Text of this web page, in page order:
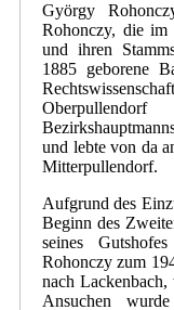
György
Rohonczy, die im
und ihren
1885 geborene
und lebte von da
Mitterpullendorf.
Aufgrund des
Beginn des
seines
Rohonczy zum
nach
Ansuchen